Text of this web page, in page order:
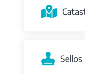
Sellos